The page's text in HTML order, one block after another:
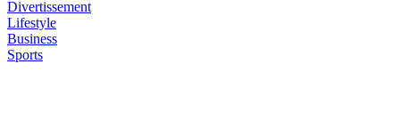
Divertissement
Lifestyle
Business
Sports